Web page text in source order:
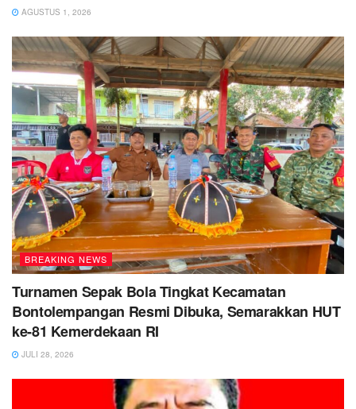
AGUSTUS 1, 2026
BREAKING NEWS
Turnamen Sepak Bola Tingkat Kecamatan
Bontolempangan Resmi Dibuka, Semarakkan HUT
ke-81 Kemerdekaan RI
JULI 28, 2026